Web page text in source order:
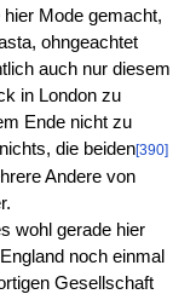
Mode gemacht,
ohngeachtet
auch nur diesem
in London zu
Ende nicht zu
die beiden[390]
Andere von
wohl gerade hier
noch einmal
Gesellschaft